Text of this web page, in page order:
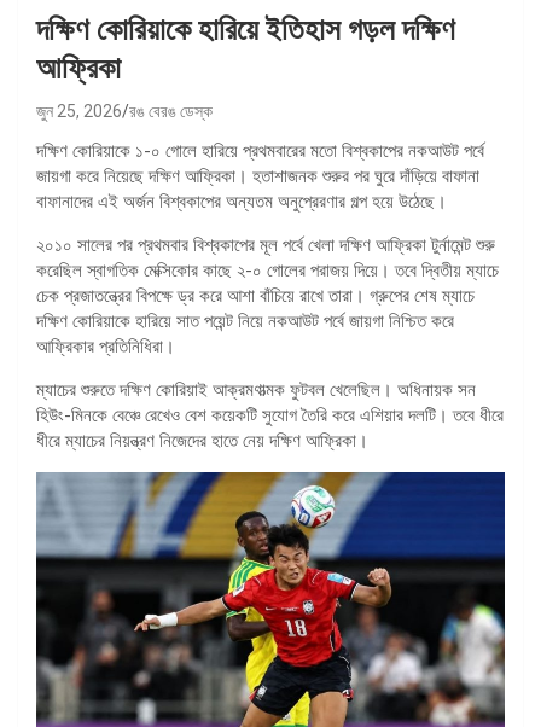
দক্ষিণ কোরিয়াকে হারিয়ে ইতিহাস গড়ল দক্ষিণ
আফ্রিকা
জুন 25, 2026 রঙ বেরঙ ডেস্ক
দক্ষিণ কোরিয়াকে ১-০ গোলে হারিয়ে প্রথমবারের মতো বিশ্বকাপের নকআউট পর্বে
জায়গা করে নিয়েছে দক্ষিণ আফ্রিকা। হতাশাজনক শুরুর পর ঘুরে দাঁড়িয়ে বাফানা
বাফানাদের এই অর্জন বিশ্বকাপের অন্যতম অনুপ্রেরণার গল্প হয়ে উঠেছে।
২০১০ সালের পর প্রথমবার বিশ্বকাপের মূল পর্বে খেলা দক্ষিণ আফ্রিকা টুর্নামেন্ট শুরু
করেছিল স্বাগতিক মেক্সিকোর কাছে ২-০ গোলের পরাজয় দিয়ে। তবে দ্বিতীয় ম্যাচে
চেক প্রজাতন্ত্রের বিপক্ষে ড্র করে আশা বাঁচিয়ে রাখে তারা। গ্রুপের শেষ ম্যাচে
দক্ষিণ কোরিয়াকে হারিয়ে সাত পয়েন্ট নিয়ে নকআউট পর্বে জায়গা নিশ্চিত করে
আফ্রিকার প্রতিনিধিরা।
ম্যাচের শুরুতে দক্ষিণ কোরিয়াই আক্রমণাত্মক ফুটবল খেলেছিল। অধিনায়ক সন
হিউং-মিনকে বেঞ্চে রেখেও বেশ কয়েকটি সুযোগ তৈরি করে এশিয়ার দলটি। তবে ধীরে
ধীরে ম্যাচের নিয়ন্ত্রণ নিজেদের হাতে নেয় দক্ষিণ আফ্রিকা।